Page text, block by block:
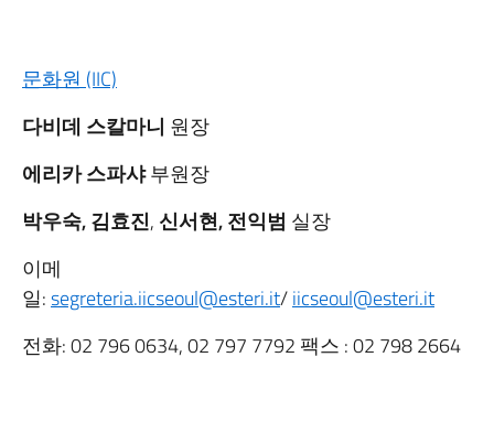
문화원 (IIC)
다비데 스칼마니 원장
에리카 스파샤부원장
박우숙,김효진, 신서현, 전익범 실장
이메
일:segreteria.iicseoul@esteri.it/iicseoul@esteri.it
전화: 02 796 0634, 02 797 7792 팩스 : 02 798 2664